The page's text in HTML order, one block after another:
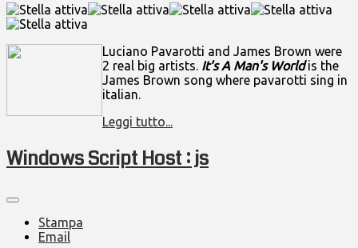
Luciano Pavarotti and James Brown were
2 real big artists. It's A Man's Worldis the
James Brown song where pavarotti sing in
italian.
Leggi tutto...
Windows Script Host : js
Stampa
Email